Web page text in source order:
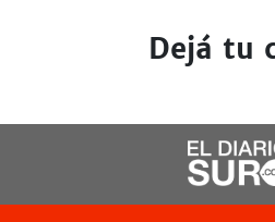
Dejá tu